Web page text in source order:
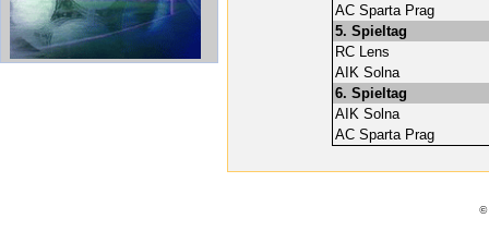
AC Sparta Prag
5. Spieltag
RC Lens
AIK Solna
6. Spieltag
AIK Solna
AC Sparta Prag
©